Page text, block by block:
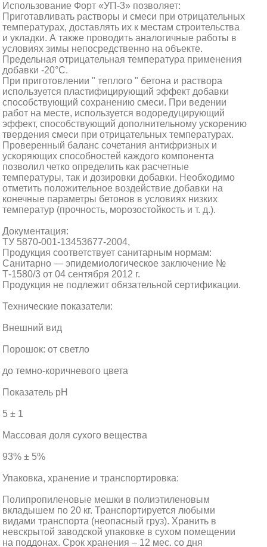
Использование Форт «УП-3» позволяет:
Приготавливать растворы и смеси при отрицательных
температурах, доставлять их к местам строительства
и укладки. А также проводить аналогичные работы в
условиях зимы непосредственно на объекте.
Предельная отрицательная температура применения
добавки -20°С.
При приготовлении " теплого " бетона и раствора
используется пластифицирующий эффект добавки
способствующий сохранению смеси. При ведении
работ на месте, используется водоредуцирующий
эффект, способствующий дополнительному ускорению
твердения смеси при отрицательных температурах.
Проверенный баланс сочетания антифризных и
ускоряющих способностей каждого компонента
позволил четко определить как расчетные
температуры, так и дозировки добавки. Необходимо
отметить положительное воздействие добавки на
конечные параметры бетонов в условиях низких
температур (прочность, морозостойкость и т. д.).
Документация:
ТУ 5870-001-13453677-2004,
Продукция соответствует санитарным нормам:
Санитарно — эпидемиологическое заключение №
Т-1580/3 от 04 сентября 2012 г.
Продукция не подлежит обязательной сертификации.
Технические показатели:
Внешний вид
Порошок: от светло
до темно-коричневого цвета
Показатель pH
5 ± 1
Массовая доля сухого вещества
93% ± 5%
Упаковка, хранение и транспортировка:
Полипропиленовые мешки в полиэтиленовым
вкладышем по 20 кг. Транспортируется любыми
видами транспорта (неопасный груз). Хранить в
невскрытой заводской упаковке в сухом помещении
на поддонах. Срок хранения – 12 мес. со дня